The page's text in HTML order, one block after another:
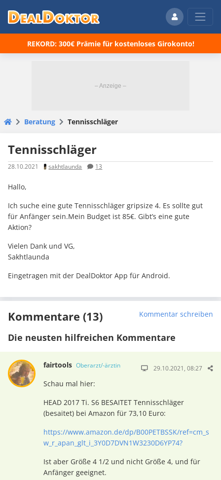
REKORD: 300€ Prämie für kostenloses Girokonto!
Beratung Tennisschläger
Tennisschläger
28.10.2021 sakhtlaunda 13
Hallo,
Ich suche eine gute Tennisschläger gripsize 4. Es sollte gut
für Anfänger sein.Mein Budget ist 85€. Gibt’s eine gute
Aktion?
Vielen Dank und VG,
Sakhtlaunda
Eingetragen mit der DealDoktor App für Android.
Kommentare (13) Kommentar schreiben
Die neusten hilfreichen Kommentare
fairtools Oberarzt/-ärztin 29.10.2021, 08:27
Schau mal hier:
HEAD 2017 Ti. S6 BESAITET Tennisschläger
(besaitet) bei Amazon für 73,10 Euro:
https://www.amazon.de/dp/B00PETBSSK/ref=cm_s
w_r_apan_glt_i_3Y0D7DVN1W3230D6YP74?
Ist aber Größe 4 1/2 und nicht Größe 4, und für
Anfänger geeignet.